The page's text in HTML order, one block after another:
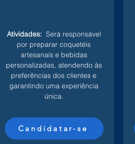
Atividades: Será responsável
por preparar coquetéis
artesanais e bebidas
personalizadas, atendendo às
preferências dos clientes e
garantindo uma experiência
única.
Candidatar-se